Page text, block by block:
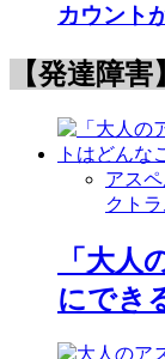
カウント
【発達障害】
アス
クトラ
「大人
にでき